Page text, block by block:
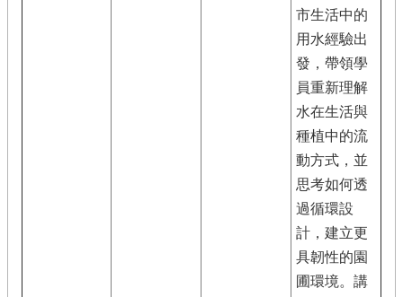
市生活中的
用水經驗出
發，帶領學
員重新理解
水在生活與
種植中的流
動方式，並
思考如何透
過循環設
計，建立更
具韌性的園
圃環境。講